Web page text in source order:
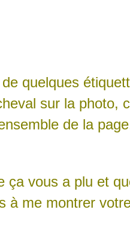
quelques
sur la photo,
de la
ça vous a plu et
à me montrer